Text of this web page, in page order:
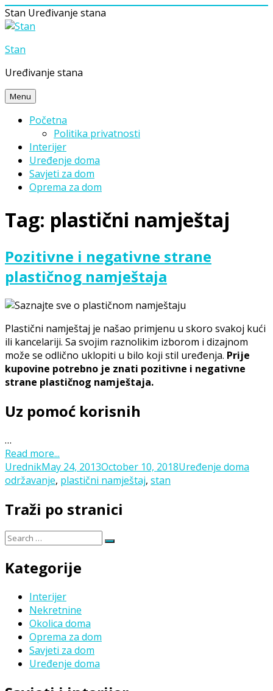
Stan Uređivanje stana
Skip
content
Stan
Uređivanje stana
Menu
Početna
Politika privatnosti
Interijer
Uređenje doma
Savjeti za dom
Oprema za dom
Tag: plastični namještaj
Pozitivne i negativne strane
plastičnog namještaja
Plastični namještaj je našao primjenu u skoro svakoj kući
ili kancelariji. Sa svojim raznolikim izborom i dizajnom
može se odlično uklopiti u bilo koji stil uređenja. Prije
kupovine potrebno je znati pozitivne i negativne
strane plastičnog namještaja.
Uz pomoć korisnih
…
Read more...
UrednikPosted
on
May 24, 2013October 10, 2018Categories
Uređenje doma
održavanje, plastični namještaj, stan
Traži po stranici
Search
Search
Kategorije
Interijer
Nekretnine
Okolica doma
Oprema za dom
Savjeti za dom
Uređenje doma